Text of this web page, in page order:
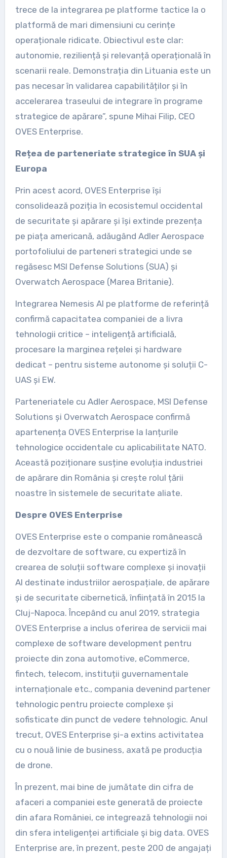
trece de la integrarea pe platforme tactice la o
platformă de mari dimensiuni cu cerințe
operaționale ridicate. Obiectivul este clar:
autonomie, reziliență și relevanță operațională în
scenarii reale. Demonstrația din Lituania este un
pas necesar în validarea capabilităților și în
accelerarea traseului de integrare în programe
strategice de apărare”, spune Mihai Filip, CEO
OVES Enterprise.
Rețea de parteneriate strategice în SUA și
Europa
Prin acest acord, OVES Enterprise își
consolidează poziția în ecosistemul occidental
de securitate și apărare și își extinde prezența
pe piața americană, adăugând Adler Aerospace
portofoliului de parteneri strategici unde se
regăsesc MSI Defense Solutions (SUA) și
Overwatch Aerospace (Marea Britanie).
Integrarea Nemesis AI pe platforme de referință
confirmă capacitatea companiei de a livra
tehnologii critice – inteligență artificială,
procesare la marginea rețelei și hardware
dedicat – pentru sisteme autonome și soluții C-
UAS și EW.
Parteneriatele cu Adler Aerospace, MSI Defense
Solutions și Overwatch Aerospace confirmă
apartenența OVES Enterprise la lanțurile
tehnologice occidentale cu aplicabilitate NATO.
Această poziționare susține evoluția industriei
de apărare din România și crește rolul țării
noastre în sistemele de securitate aliate.
Despre OVES Enterprise
OVES Enterprise este o companie românească
de dezvoltare de software, cu expertiză în
crearea de soluții software complexe și inovații
AI destinate industriilor aerospațiale, de apărare
și de securitate cibernetică, înființată în 2015 la
Cluj-Napoca. Începând cu anul 2019, strategia
OVES Enterprise a inclus oferirea de servicii mai
complexe de software development pentru
proiecte din zona automotive, eCommerce,
fintech, telecom, instituții guvernamentale
internaționale etc., compania devenind partener
tehnologic pentru proiecte complexe și
sofisticate din punct de vedere tehnologic. Anul
trecut, OVES Enterprise și-a extins activitatea
cu o nouă linie de business, axată pe producția
de drone.
În prezent, mai bine de jumătate din cifra de
afaceri a companiei este generată de proiecte
din afara României, ce integrează tehnologii noi
din sfera inteligenței artificiale şi big data. OVES
Enterprise are, în prezent, peste 200 de angajați